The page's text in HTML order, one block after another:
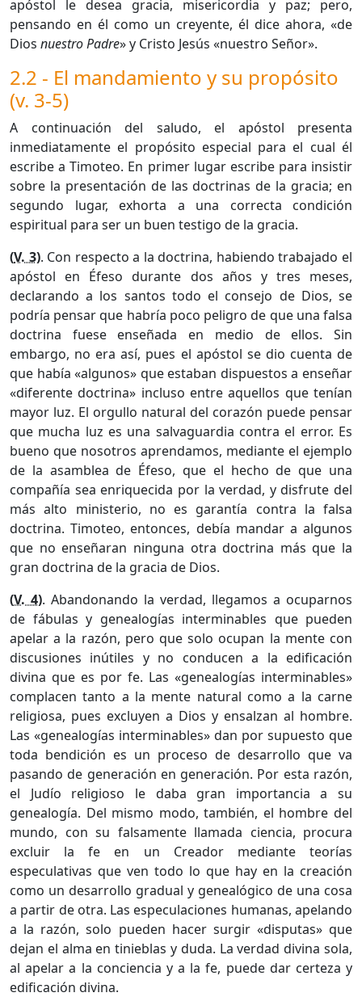
apóstol le desea gracia, misericordia y paz; pero,
pensando en él como un creyente, él dice ahora, «de
Dios nuestro Padre» y Cristo Jesús «nuestro Señor».
2.2 - El mandamiento y su propósito
(v. 3-5)
A continuación del saludo, el apóstol presenta
inmediatamente el propósito especial para el cual él
escribe a Timoteo. En primer lugar escribe para insistir
sobre la presentación de las doctrinas de la gracia; en
segundo lugar, exhorta a una correcta condición
espiritual para ser un buen testigo de la gracia.
(V. 3). Con respecto a la doctrina, habiendo trabajado el
apóstol en Éfeso durante dos años y tres meses,
declarando a los santos todo el consejo de Dios, se
podría pensar que habría poco peligro de que una falsa
doctrina fuese enseñada en medio de ellos. Sin
embargo, no era así, pues el apóstol se dio cuenta de
que había «algunos» que estaban dispuestos a enseñar
«diferente doctrina» incluso entre aquellos que tenían
mayor luz. El orgullo natural del corazón puede pensar
que mucha luz es una salvaguardia contra el error. Es
bueno que nosotros aprendamos, mediante el ejemplo
de la asamblea de Éfeso, que el hecho de que una
compañía sea enriquecida por la verdad, y disfrute del
más alto ministerio, no es garantía contra la falsa
doctrina. Timoteo, entonces, debía mandar a algunos
que no enseñaran ninguna otra doctrina más que la
gran doctrina de la gracia de Dios.
(V. 4). Abandonando la verdad, llegamos a ocuparnos
de fábulas y genealogías interminables que pueden
apelar a la razón, pero que solo ocupan la mente con
discusiones inútiles y no conducen a la edificación
divina que es por fe. Las «genealogías interminables»
complacen tanto a la mente natural como a la carne
religiosa, pues excluyen a Dios y ensalzan al hombre.
Las «genealogías interminables» dan por supuesto que
toda bendición es un proceso de desarrollo que va
pasando de generación en generación. Por esta razón,
el Judío religioso le daba gran importancia a su
genealogía. Del mismo modo, también, el hombre del
mundo, con su falsamente llamada ciencia, procura
excluir la fe en un Creador mediante teorías
especulativas que ven todo lo que hay en la creación
como un desarrollo gradual y genealógico de una cosa
a partir de otra. Las especulaciones humanas, apelando
a la razón, solo pueden hacer surgir «disputas» que
dejan el alma en tinieblas y duda. La verdad divina sola,
al apelar a la conciencia y a la fe, puede dar certeza y
edificación divina.